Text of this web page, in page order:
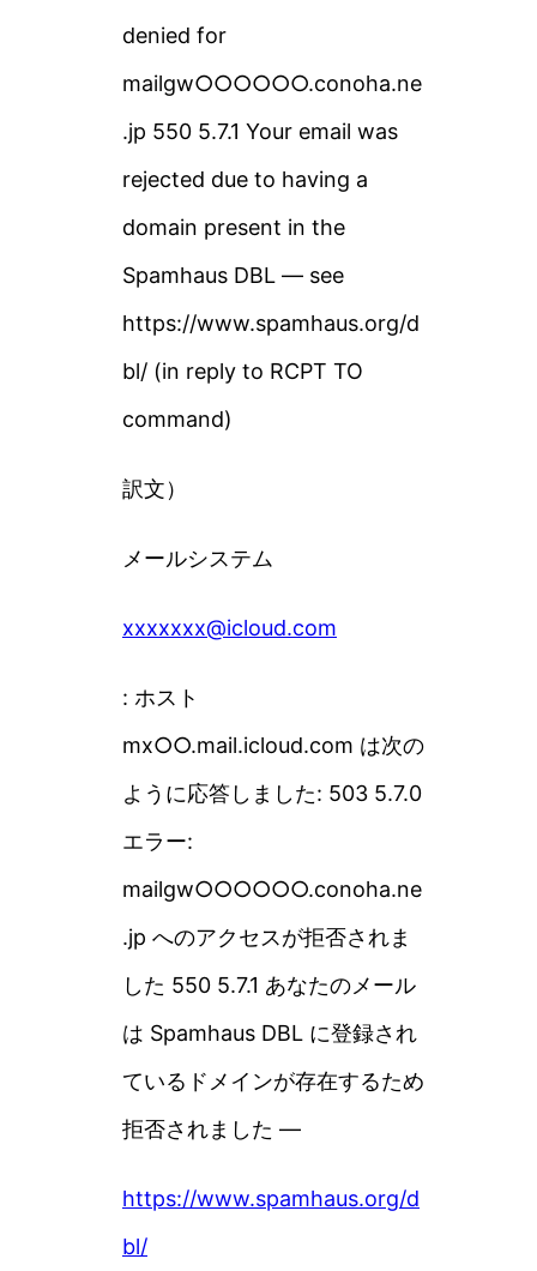
denied for
mailgw○○○○○○.conoha.ne
.jp 550 5.7.1 Your email was
rejected due to having a
domain present in the
Spamhaus DBL — see
https://www.spamhaus.org/d
bl/ (in reply to RCPT TO
command)
訳文）
メールシステム
xxxxxxx@icloud.com
: ホスト
mx○○.mail.icloud.com は次の
ように応答しました: 503 5.7.0
エラー:
mailgw○○○○○○.conoha.ne
.jp へのアクセスが拒否されま
した 550 5.7.1 あなたのメール
は Spamhaus DBL に登録され
ているドメインが存在するため
拒否されました —
https://www.spamhaus.org/d
bl/